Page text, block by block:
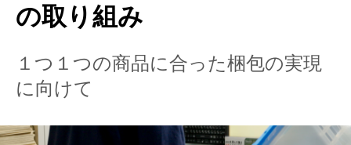
の取り組み
１つ１つの商品に合った梱包の実現
に向けて